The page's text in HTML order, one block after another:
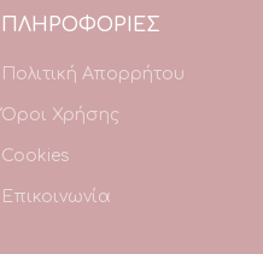
ΠΛΗΡΟΦΟΡΙΕΣ
Πολιτική Απορρήτου
Όροι Χρήσης
Cookies
Επικοινωνία